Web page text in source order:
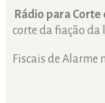
Rádio para Corte
corte da fiação da
Fiscais de Alarme